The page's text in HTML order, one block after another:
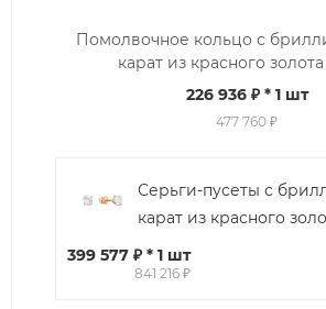
Помолвочное кольцо с
карат из красного
226 936 ₽* 1 шт
477 760 ₽
Серьги-пусеты с
карат из красного
399 577 ₽ * 1 шт
841 216 ₽